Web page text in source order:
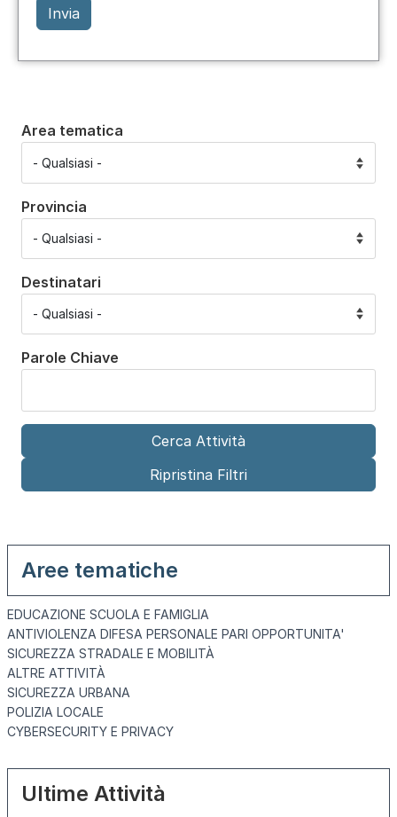
Area tematica
Provincia
Destinatari
Parole Chiave
Aree tematiche
EDUCAZIONE SCUOLA E FAMIGLIA
ANTIVIOLENZA DIFESA PERSONALE PARI OPPORTUNITA'
SICUREZZA STRADALE E MOBILITÀ
ALTRE ATTIVITÀ
SICUREZZA URBANA
POLIZIA LOCALE
CYBERSECURITY E PRIVACY
Ultime Attività